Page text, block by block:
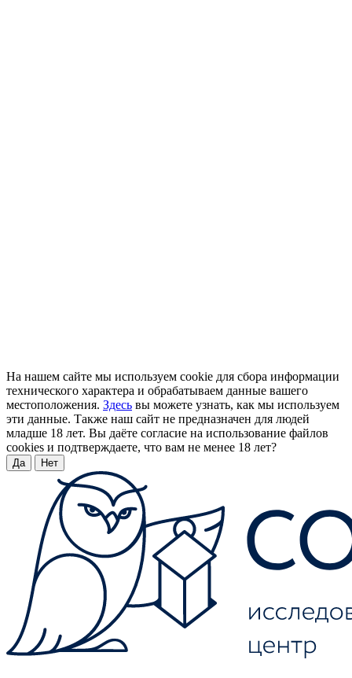
На нашем сайте мы используем cookie для сбора информации
технического характера и обрабатываем данные вашего
местоположения. Здесь вы можете узнать, как мы используем
эти данные. Также наш сайт не предназначен для людей
младше 18 лет. Вы даёте согласие на использование файлов
cookies и подтверждаете, что вам не менее 18 лет?
Да Нет